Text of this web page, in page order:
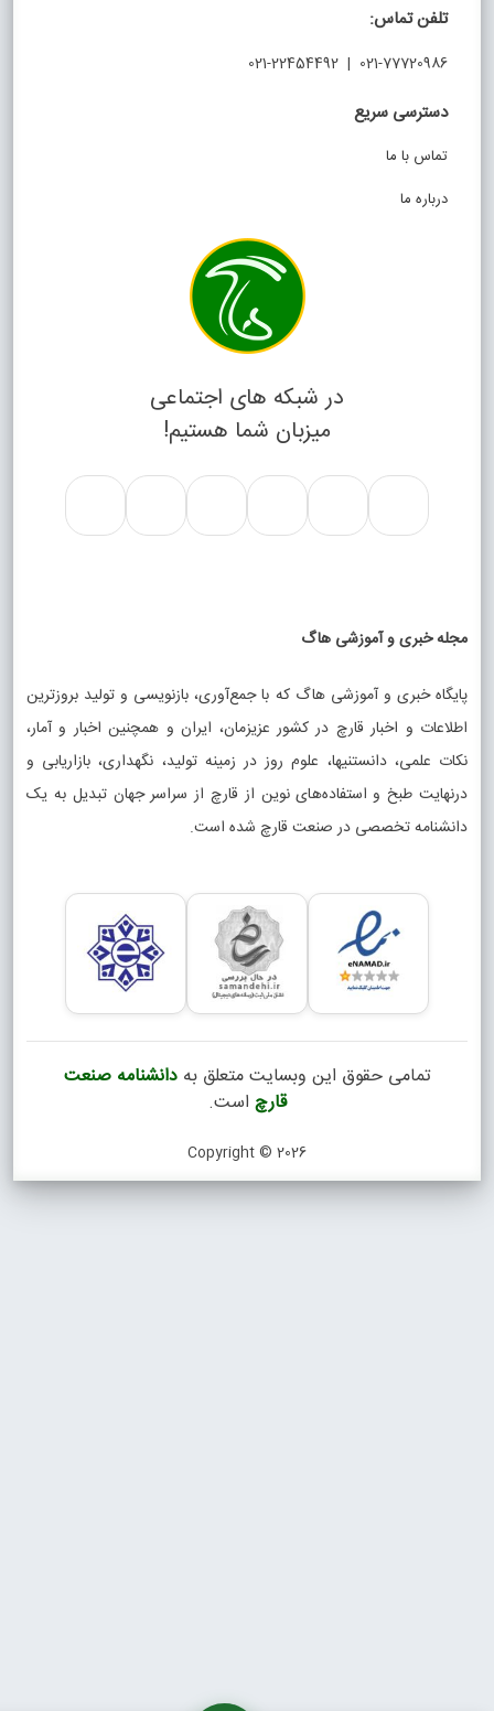
تلفن تماس:
021-77720986 | 021-22454492
دسترسی سریع
تماس با ما
در شبکه های اجتماعی
میزبان شما هستیم!
خبری و آموزشی هاگ
خبری و آموزشی هاگ که با جمع‌آوری، بازنویسی و تولید بروزترین
و اخبار قارچ در کشور عزیزمان، ایران و همچنین اخبار و آمار،
علمی، دانستنیها، علوم روز در زمینه تولید، نگهداری، بازاریابی و
طبخ و استفاده‌های نوین از قارچ از سراسر جهان تبدیل به یک
تخصصی در صنعت قارچ شده است.
تمامی حقوق این وبسایت متعلق بهدانشنامه صنعت
است.
Copyright © 2026